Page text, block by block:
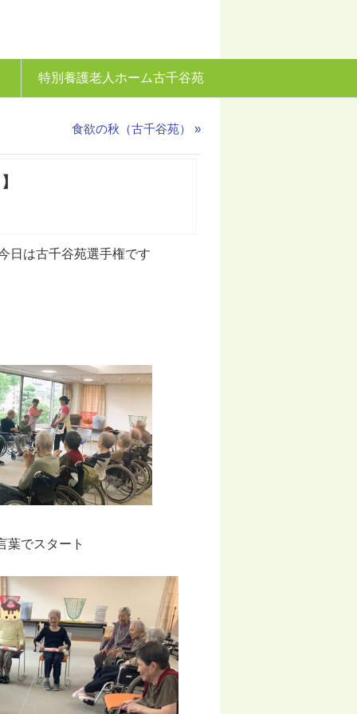
特別養護老人ホーム古千谷苑
食欲の秋（古千谷苑） »
】
日は古千谷苑選手権です
でスタート